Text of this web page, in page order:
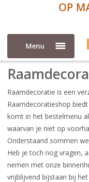
OP
Menu
Raamdecoratie is een
Raamdecoratieshop
komt in het bestelmenu
waarvan je niet op
Onderstaand sommen
Heb je toch nog vragen,
nemen met onze
vrijblijvend bijstaan bij